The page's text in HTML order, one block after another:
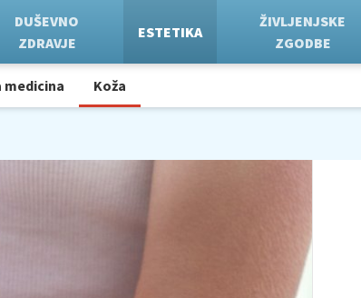
DUŠEVNO
ZDRAVJE
ESTETIKA
ŽIVLJENJSKE
ZGODBE
Koža